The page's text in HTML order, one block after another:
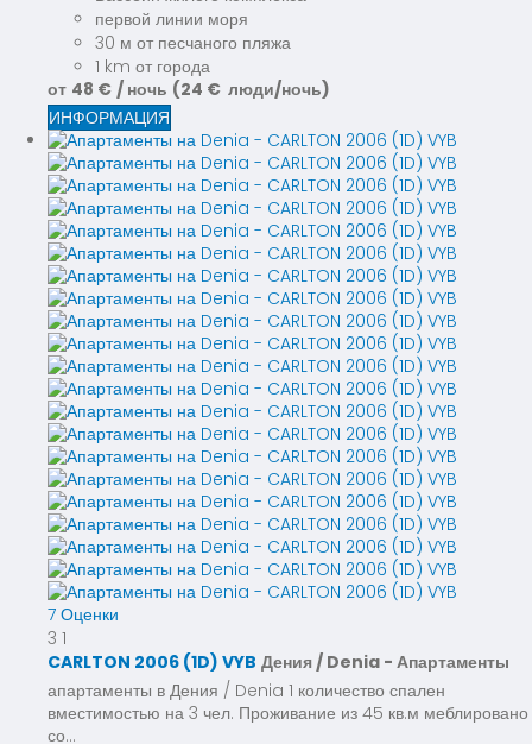
первой линии моря
30 м от песчаного пляжа
1 km от города
от 48 € / ночь (24 € люди/ночь)
ИНФОРМАЦИЯ
7 Оценки
3 1
CARLTON 2006 (1D) VYB Дения / Denia - Апартаменты
апартаменты в Дения / Denia 1 количество спален
вместимостью на 3 чел. Проживание из 45 кв.м меблировано
со...